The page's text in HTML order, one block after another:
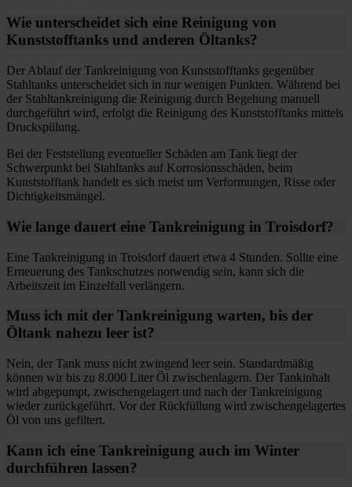
Wie unterscheidet sich eine Reinigung von
Kunststofftanks und anderen Öltanks?
Der Ablauf der Tankreinigung von Kunststofftanks gegenüber
Stahltanks unterscheidet sich in nur wenigen Punkten. Während bei
der Stahltankreinigung die Reinigung durch Begehung manuell
durchgeführt wird, erfolgt die Reinigung des Kunststofftanks mittels
Druckspülung.
Bei der Feststellung eventueller Schäden am Tank liegt der
Schwerpunkt bei Stahltanks auf Korrosionsschäden, beim
Kunststofftank handelt es sich meist um Verformungen, Risse oder
Dichtigkeitsmängel.
Wie lange dauert eine Tankreinigung in Troisdorf?
Eine Tankreinigung in Troisdorf dauert etwa 4 Stunden. Sollte eine
Erneuerung des Tankschutzes notwendig sein, kann sich die
Arbeitszeit im Einzelfall verlängern.
Muss ich mit der Tankreinigung warten, bis der
Öltank nahezu leer ist?
Nein, der Tank muss nicht zwingend leer sein. Standardmäßig
können wir bis zu 8.000 Liter Öl zwischenlagern. Der Tankinhalt
wird abgepumpt, zwischengelagert und nach der Tankreinigung
wieder zurückgeführt. Vor der Rückfüllung wird zwischengelagertes
Öl von uns gefiltert.
Kann ich eine Tankreinigung auch im Winter
durchführen lassen?